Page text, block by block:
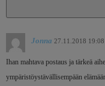
Jonna 27.11.2018 19:08
Ihan mahtava postaus ja tärkeä
ympäristöystävällisempään